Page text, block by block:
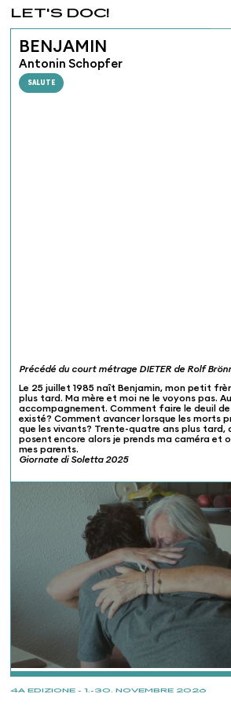
4A EDIZIONE - 1.-30. NOVEMBRE 2026
LET'S DOC!
BENJAMIN
Antonin Schopfer
SALUTE
Précédé du court métrage DIETER de Rolf
Le 25 juillet 1985 naît Benjamin, mon petit
plus tard. Ma mère et moi ne le voyons pas.
accompagnement. Comment faire le deuil de
existé? Comment avancer lorsque les morts
que les vivants? Trente-quatre ans plus tard,
posent encore alors je prends ma caméra et
mes parents.
Giornate di Soletta 2025